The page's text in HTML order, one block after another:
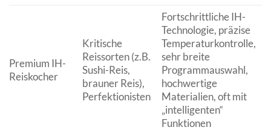
Premium IH-
Reiskocher
Kritische
Reissorten (z.B.
Sushi-Reis,
brauner Reis),
Perfektionisten
Fortschrittliche IH-
Technologie, präzise
Temperaturkontrolle,
sehr breite
Programmauswahl,
hochwertige
Materialien, oft mit
„intelligenten“
Funktionen